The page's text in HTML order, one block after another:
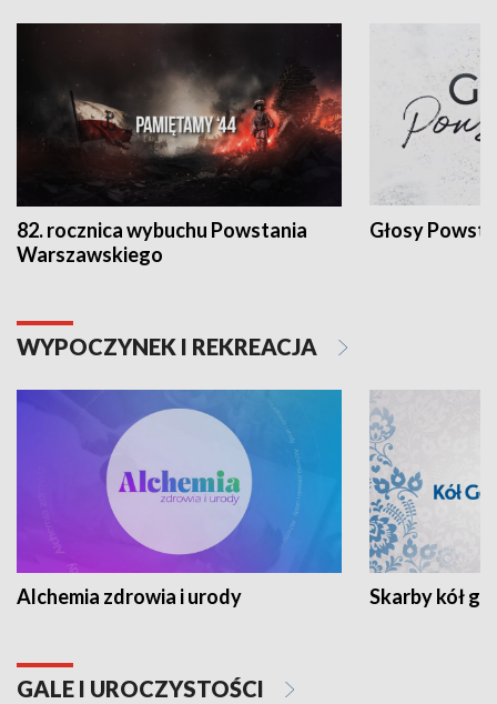
82. rocznica wybuchu Powstania
Warszawskiego
Głosy
WYPOCZYNEK I REKREACJA
Alchemia zdrowia i urody Skarby kół
GALE I UROCZYSTOŚCI